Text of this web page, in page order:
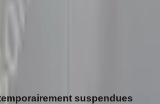
suspendues